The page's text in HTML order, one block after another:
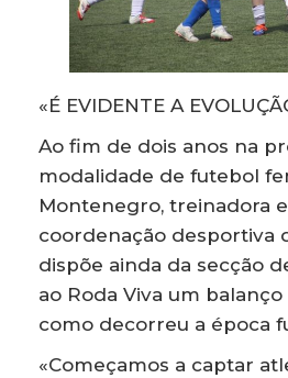
«É EVIDENTE A
Ao fim de dois anos na
modalidade de futebol
Montenegro, treinadora
coordenação desportiva
dispõe ainda da secção
ao Roda Viva um
como decorreu a época
«Começamos a captar